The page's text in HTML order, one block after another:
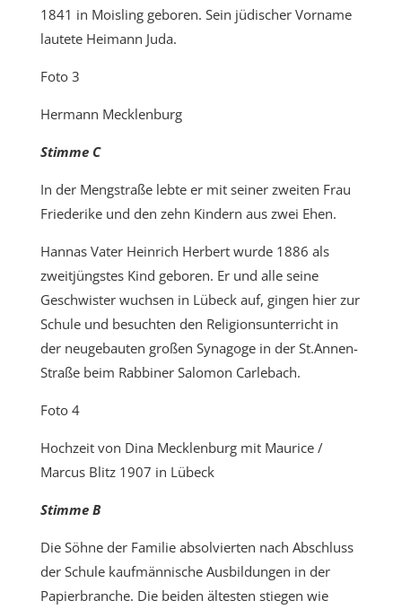
1841 in Moisling geboren. Sein jüdischer Vorname
lautete Heimann Juda.
Foto 3
Hermann Mecklenburg
Stimme C
In der Mengstraße lebte er mit seiner zweiten Frau
Friederike und den zehn Kindern aus zwei Ehen.
Hannas Vater Heinrich Herbert wurde 1886 als
zweitjüngstes Kind geboren. Er und alle seine
Geschwister wuchsen in Lübeck auf, gingen hier zur
Schule und besuchten den Religionsunterricht in
der neugebauten großen Synagoge in der St.Annen-
Straße beim Rabbiner Salomon Carlebach.
Foto 4
Hochzeit von Dina Mecklenburg mit Maurice /
Marcus Blitz 1907 in Lübeck
Stimme B
Die Söhne der Familie absolvierten nach Abschluss
der Schule kaufmännische Ausbildungen in der
Papierbranche. Die beiden ältesten stiegen wie